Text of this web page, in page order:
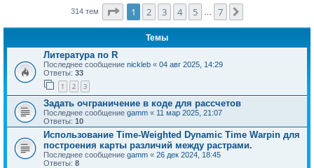
314 тем Страница1 из
1 2 3 4 5 7
Темы
Литература по R
Последнее сообщение nickleb « 04 авг 2025, 14:29
Ответы: 33
1 2 3
Задать очграничение в коде для рассчетов
Последнее сообщение gamm « 11 мар 2025, 21:07
Ответы: 10
Использование Time-Weighted Dynamic Time Warpin для
построения карты различий между растрами.
Последнее сообщение gamm « 26 дек 2024, 18:45
Ответы: 8